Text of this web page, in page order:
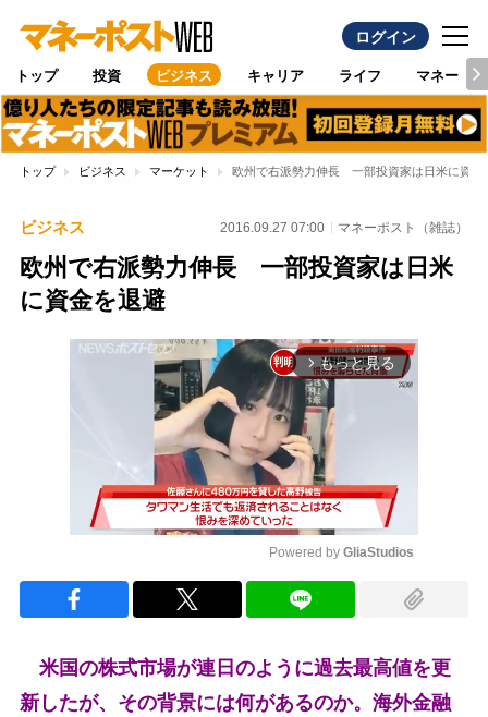
ログイン
トップ 投資 ビジネス キャリア ライフ マネー
トップ ビジネス マーケット 欧州で右派勢力伸長 一部投資家は日米に資金
ビジネス 2016.09.27 07:00 マネーポスト（雑誌）
欧州で右派勢力伸長 一部投資家は日米
に資金を退避
arrow_forward_ios もっと見る
Powered by GliaStudios
米国の株式市場が連日のように過去最高値を更
新したが、その背景には何があるのか。海外金融